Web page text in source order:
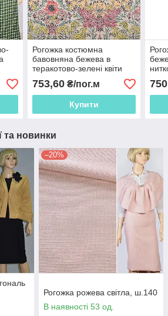
Рогожка костюмна
бавовняна бежева в
теракотово-зелені квіти
ш.150
753,60₴/пог.м
Купити
та новинки
–20%
Рогожка рожева світла, ш.140
В наявності 53 од.